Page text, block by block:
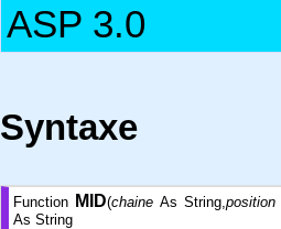
ASP 3.0
Syntaxe
Function MID(chaine As String,position
As String